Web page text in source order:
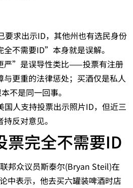
要求出示ID，其他州也有选民身份
不需要ID”本身就是误解。
严”是误导性类比——投票有注册
与更重的法律惩处；买酒仅是私人
不是同一回事。
国人支持投票出示照片ID，但近三
反对意见。
票完全不需要ID
邦众议员斯泰尔(Bryan Steil)在
中表示，他去买六罐装啤酒时店